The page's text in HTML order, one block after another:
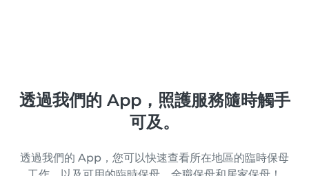
透過我們的 App，照護服務隨時觸手
可及。
透過我們的 App，您可以快速查看所在地區的臨時保母